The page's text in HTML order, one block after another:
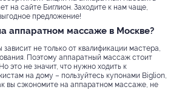
на сайте Биглион. Заходите к нам чаще,
предложение!
аппаратном массаже в Москве?
не только от квалификации мастера,
Поэтому аппаратный массаж стоит
это не значит, что нужно ходить к
на дому – пользуйтесь купонами Biglion,
вы сэкономите на аппаратном массаже, не